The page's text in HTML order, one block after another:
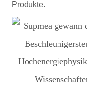
Produkte.